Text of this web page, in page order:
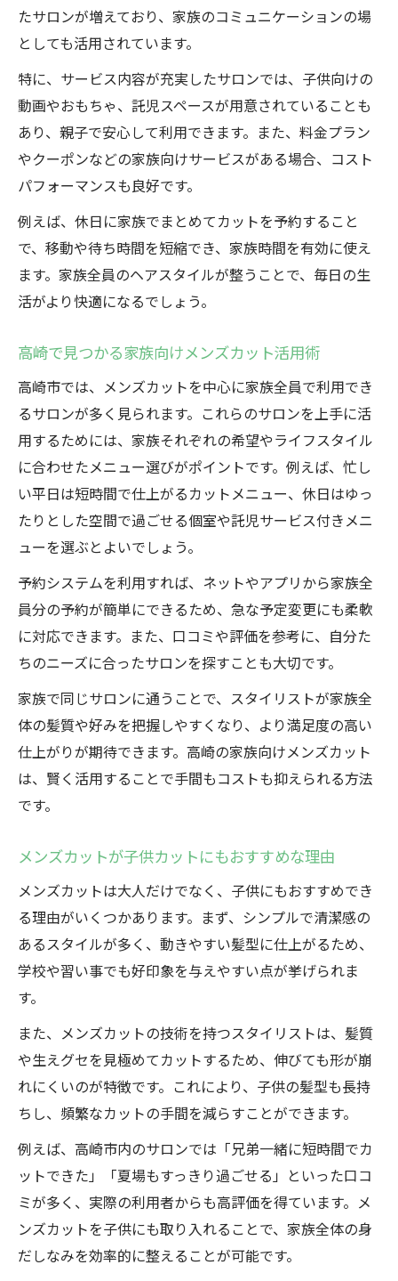
たサロンが増えており、家族のコミュニケーションの場
としても活用されています。
特に、サービス内容が充実したサロンでは、子供向けの
動画やおもちゃ、託児スペースが用意されていることも
あり、親子で安心して利用できます。また、料金プラン
やクーポンなどの家族向けサービスがある場合、コスト
パフォーマンスも良好です。
例えば、休日に家族でまとめてカットを予約すること
で、移動や待ち時間を短縮でき、家族時間を有効に使え
ます。家族全員のヘアスタイルが整うことで、毎日の生
活がより快適になるでしょう。
高崎で見つかる家族向けメンズカット活用術
高崎市では、メンズカットを中心に家族全員で利用でき
るサロンが多く見られます。これらのサロンを上手に活
用するためには、家族それぞれの希望やライフスタイル
に合わせたメニュー選びがポイントです。例えば、忙し
い平日は短時間で仕上がるカットメニュー、休日はゆっ
たりとした空間で過ごせる個室や託児サービス付きメニ
ューを選ぶとよいでしょう。
予約システムを利用すれば、ネットやアプリから家族全
員分の予約が簡単にできるため、急な予定変更にも柔軟
に対応できます。また、口コミや評価を参考に、自分た
ちのニーズに合ったサロンを探すことも大切です。
家族で同じサロンに通うことで、スタイリストが家族全
体の髪質や好みを把握しやすくなり、より満足度の高い
仕上がりが期待できます。高崎の家族向けメンズカット
は、賢く活用することで手間もコストも抑えられる方法
です。
メンズカットが子供カットにもおすすめな理由
メンズカットは大人だけでなく、子供にもおすすめでき
る理由がいくつかあります。まず、シンプルで清潔感の
あるスタイルが多く、動きやすい髪型に仕上がるため、
学校や習い事でも好印象を与えやすい点が挙げられま
す。
また、メンズカットの技術を持つスタイリストは、髪質
や生えグセを見極めてカットするため、伸びても形が崩
れにくいのが特徴です。これにより、子供の髪型も長持
ちし、頻繁なカットの手間を減らすことができます。
例えば、高崎市内のサロンでは「兄弟一緒に短時間でカ
ットできた」「夏場もすっきり過ごせる」といった口コ
ミが多く、実際の利用者からも高評価を得ています。メ
ンズカットを子供にも取り入れることで、家族全体の身
だしなみを効率的に整えることが可能です。